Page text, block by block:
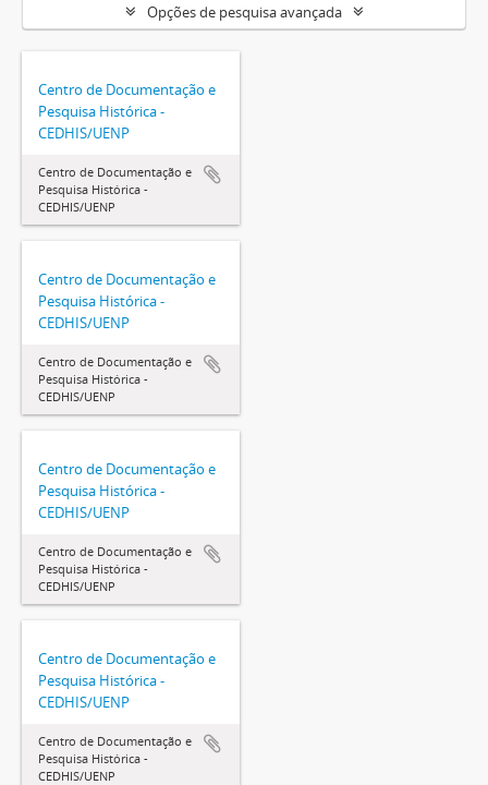
Opções de pesquisa avançada
Centro de Documentação e
Pesquisa Histórica -
CEDHIS/UENP
Centro de Documentação e
Pesquisa Histórica -
CEDHIS/UENP
Centro de Documentação e
Pesquisa Histórica -
CEDHIS/UENP
Centro de Documentação e
Pesquisa Histórica -
CEDHIS/UENP
Centro de Documentação e
Pesquisa Histórica -
CEDHIS/UENP
Centro de Documentação e
Pesquisa Histórica -
CEDHIS/UENP
Centro de Documentação e
Pesquisa Histórica -
CEDHIS/UENP
Centro de Documentação e
Pesquisa Histórica -
CEDHIS/UENP